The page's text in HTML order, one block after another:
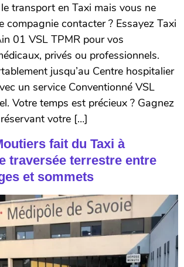
transport en Taxi mais vous ne
compagnie contacter ? Essayez Taxi
01 VSL TPMR pour vos
privés ou professionnels.
jusqu’au Centre hospitalier
un service Conventionné VSL
Votre temps est précieux ? Gagnez
votre […]
fait du Taxi à
traversée terrestre entre
et sommets